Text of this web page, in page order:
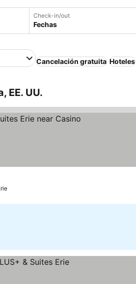
Check-in/out
Fechas
Cancelación gratuita Hoteles
EE. UU.